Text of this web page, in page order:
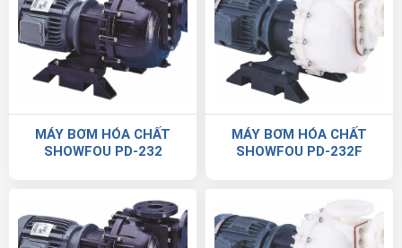
MÁY BƠM HÓA CHẤT
SHOWFOU PD-232
MÁY BƠM HÓA CHẤT
SHOWFOU PD-232F